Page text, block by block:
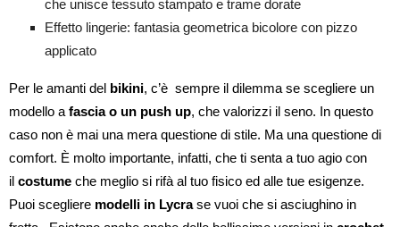
che unisce tessuto stampato e trame dorate
Effetto lingerie: fantasia geometrica bicolore con pizzo
applicato
Per le amanti del bikini, c’è sempre il dilemma se scegliere un
modello a fascia o un push up, che valorizzi il seno. In questo
caso non è mai una mera questione di stile. Ma una questione di
comfort. È molto importante, infatti, che ti senta a tuo agio con
il costume che meglio si rifà al tuo fisico ed alle tue esigenze.
Puoi scegliere modelli in Lycrase vuoi che si asciughino in